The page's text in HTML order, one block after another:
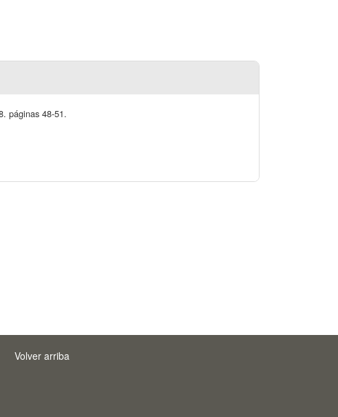
páginas 48-51.
Volver arriba